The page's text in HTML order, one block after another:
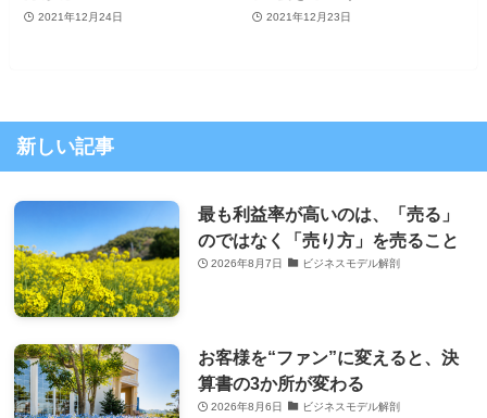
2021年12月24日 2021年12月23日
新しい記事
最も利益率が高いのは、「売る」
のではなく「売り方」を売ること
2026年8月7日 ビジネスモデル解剖
お客様を“ファン”に変えると、決
算書の3か所が変わる
2026年8月6日 ビジネスモデル解剖